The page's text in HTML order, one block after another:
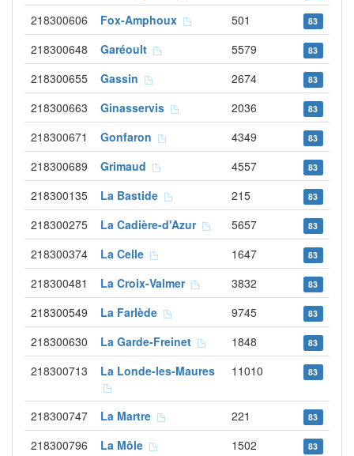
218300606 Fox-Amphoux 501 83
218300648 Garéoult 5579 83
218300655 Gassin 2674 83
218300663 Ginasservis 2036 83
218300671 Gonfaron 4349 83
218300689 Grimaud 4557 83
218300135 La Bastide 215 83
218300275 La Cadière-d'Azur 5657 83
218300374 La Celle 1647 83
218300481 La Croix-Valmer 3832 83
218300549 La Farlède 9745 83
218300630 La Garde-Freinet 1848 83
218300713 La Londe-les-Maures 11010 83
218300747 La Martre 221 83
218300796 La Môle 1502 83